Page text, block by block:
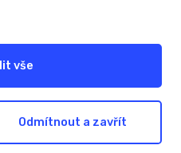
vše
Odmítnout a zavřít